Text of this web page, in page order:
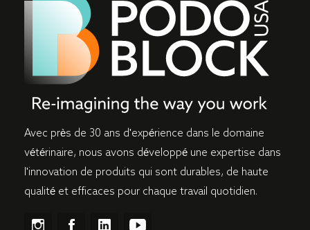
Avec près de 30 ans d'expérience dans le domaine
vétérinaire, nous avons développé une expertise dans
l'innovation de produits qui sont durables, de haute
qualité et efficaces pour chaque travail quotidien.